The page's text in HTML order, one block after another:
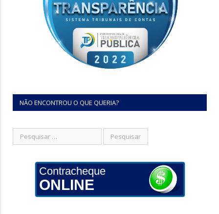
NÃO ENCONTROU O QUE QUERIA?
Contracheque
ONLINE